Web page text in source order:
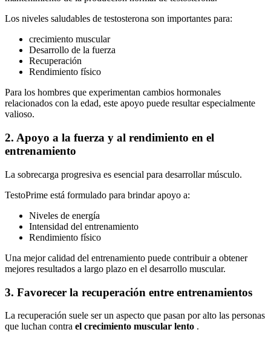
Los niveles saludables de testosterona son importantes para:
crecimiento muscular
Desarrollo de la fuerza
Recuperación
Rendimiento físico
Para los hombres que experimentan cambios hormonales
relacionados con la edad, este apoyo puede resultar especialmente
valioso.
2. Apoyo a la fuerza y ​​al rendimiento en el
entrenamiento
La sobrecarga progresiva es esencial para desarrollar músculo.
TestoPrime está formulado para brindar apoyo a:
Niveles de energía
Intensidad del entrenamiento
Rendimiento físico
Una mejor calidad del entrenamiento puede contribuir a obtener
mejores resultados a largo plazo en el desarrollo muscular.
3. Favorecer la recuperación entre entrenamientos
La recuperación suele ser un aspecto que pasan por alto las personas
que luchan contra el crecimiento muscular lento .